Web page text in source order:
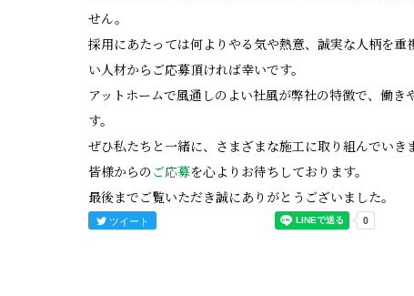
せん。
採用にあたっては何よりやる気や熱意、誠実な人柄を
い人材からご応募頂ければ幸いです。
アットホームで風通しのよい社風が弊社の特徴で、働
す。
ぜひ私たちと一緒に、さまざまな施工に取り組んでいき
皆様からの ご応募を心よりお待ちしております。
最後までご覧いただき誠にありがとうございました。
ツイート